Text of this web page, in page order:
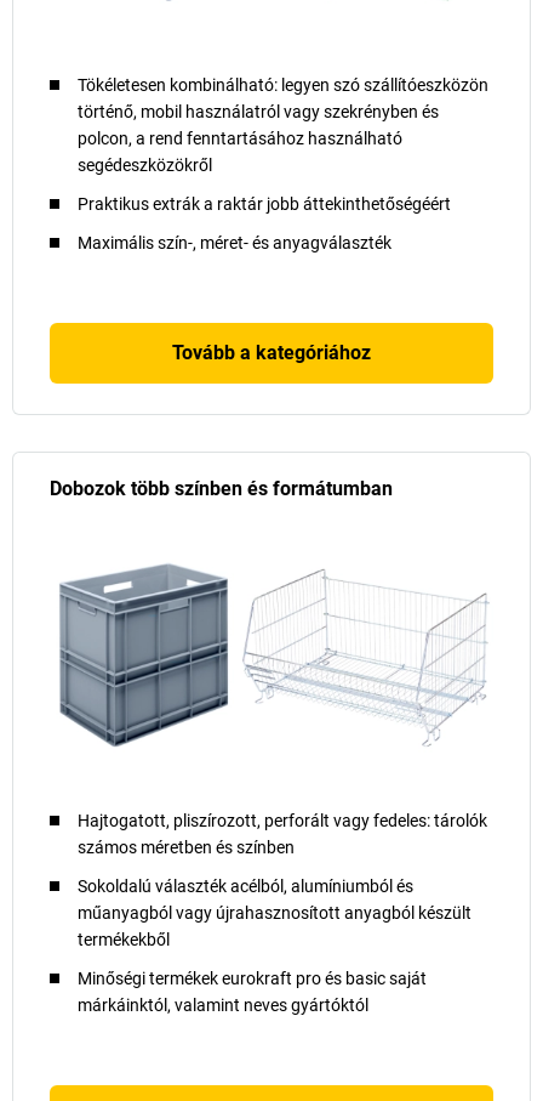
Tökéletesen kombinálható: legyen szó szállítóeszközön
történő, mobil használatról vagy szekrényben és
polcon, a rend fenntartásához használható
segédeszközökről
Praktikus extrák a raktár jobb áttekinthetőségéért
Maximális szín-, méret- és anyagválaszték
Tovább a kategóriához
Dobozok több színben és formátumban
Hajtogatott, pliszírozott, perforált vagy fedeles: tárolók
számos méretben és színben
Sokoldalú választék acélból, alumíniumból és
műanyagból vagy újrahasznosított anyagból készült
termékekből
Minőségi termékek eurokraft pro és basic saját
márkáinktól, valamint neves gyártóktól